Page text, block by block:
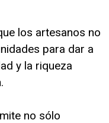
los artesanos no
para dar a
y la riqueza
no sólo